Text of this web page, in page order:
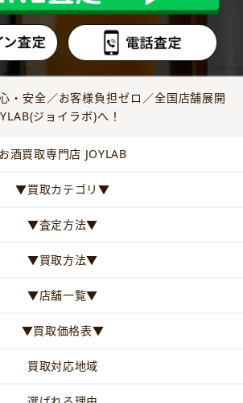
・安全／お客様負担ゼロ／全国店舗展開
ジョイラボ)へ！
お酒買取専門店 JOYLAB
▼買取カテゴリ▼
▼査定方法▼
▼買取方法▼
▼店舗一覧▼
▼買取価格表▼
買取対応地域